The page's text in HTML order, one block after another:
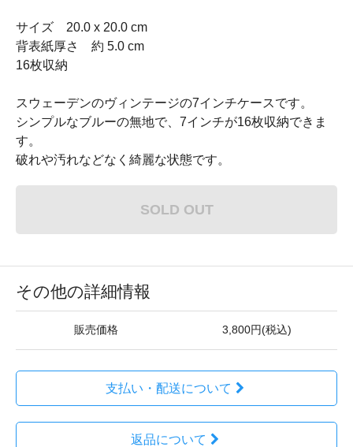
サイズ 20.0 x 20.0 cm
背表紙厚さ 約 5.0 cm
16枚収納
スウェーデンのヴィンテージの7インチケースです。
シンプルなブルーの無地で、7インチが16枚収納できま
す。
破れや汚れなどなく綺麗な状態です。
SOLD OUT
その他の詳細情報
販売価格 3,800円(税込)
支払い・配送について
返品について